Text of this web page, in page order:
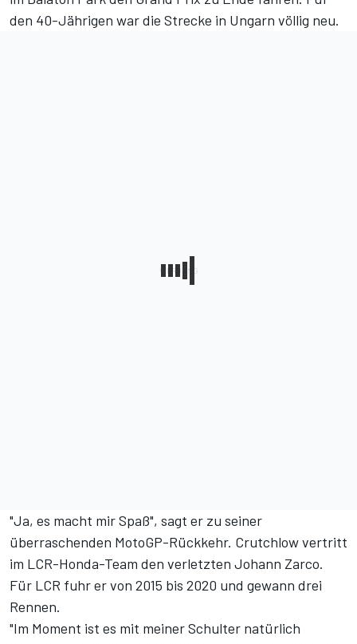
den 40-Jährigen war die Strecke in Ungarn völlig neu.
"Ja, es macht mir Spaß", sagt er zu seiner
überraschenden MotoGP-Rückkehr. Crutchlow vertritt
im LCR-Honda-Team den verletzten Johann Zarco.
Für LCR fuhr er von 2015 bis 2020 und gewann drei
Rennen.
"Im Moment ist es mit meiner Schulter natürlich